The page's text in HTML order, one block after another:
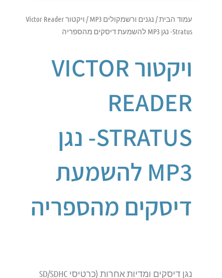
עמוד הבית/ נגנים ורשמקולים MP3
/ ויקטור Victor Reader
Stratus- נגן MP3 להשמעת דיסקים מהספריה
ויקטור VICTOR
READER
STRATUS- נגן
MP3 להשמעת
דיסקים מהספריה
נגן דיסקים ומדיות אחרות (כרטיסי SD/SDHC